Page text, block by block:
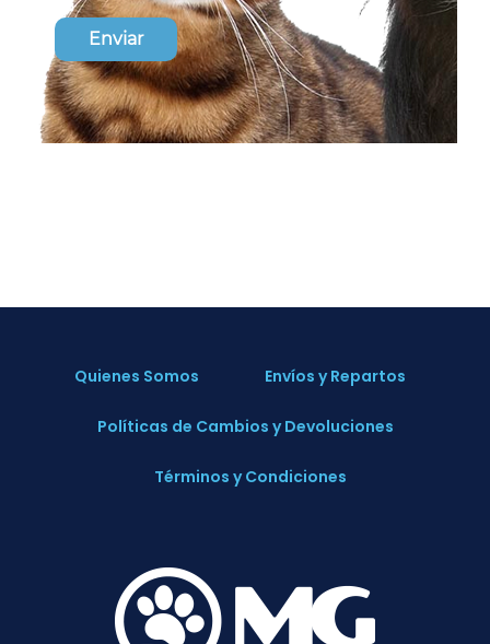
Quienes Somos Envíos y Repartos
Políticas de Cambios y Devoluciones
Términos y Condiciones